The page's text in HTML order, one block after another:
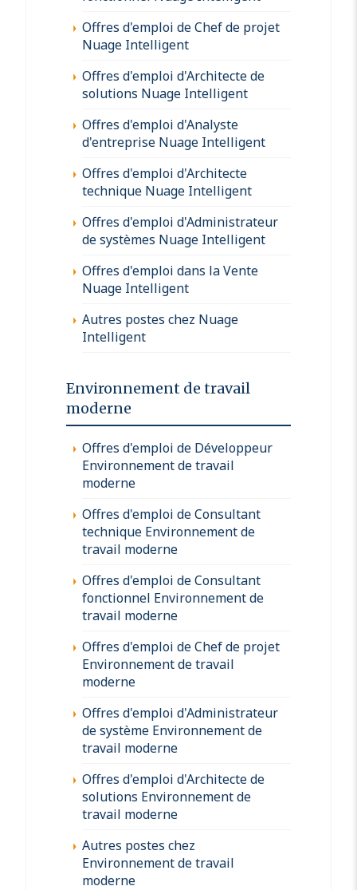
Offres d'emploi de Chef de projet
Nuage Intelligent
Offres d'emploi d'Architecte de
solutions Nuage Intelligent
Offres d'emploi d'Analyste
d'entreprise Nuage Intelligent
Offres d'emploi d'Architecte
technique Nuage Intelligent
Offres d'emploi d'Administrateur
de systèmes Nuage Intelligent
Offres d'emploi dans la Vente
Nuage Intelligent
Autres postes chez Nuage
Intelligent
Environnement de travail
moderne
Offres d'emploi de Développeur
Environnement de travail
moderne
Offres d'emploi de Consultant
technique Environnement de
travail moderne
Offres d'emploi de Consultant
fonctionnel Environnement de
travail moderne
Offres d'emploi de Chef de projet
Environnement de travail
moderne
Offres d'emploi d'Administrateur
de système Environnement de
travail moderne
Offres d'emploi d'Architecte de
solutions Environnement de
travail moderne
Autres postes chez
Environnement de travail
moderne